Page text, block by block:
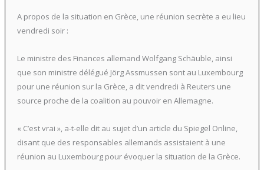
A propos de la situation en Grèce, une réunion secrète a eu lieu
vendredi soir :
Le ministre des Finances allemand Wolfgang Schäuble, ainsi
que son ministre délégué Jörg Assmussen sont au Luxembourg
pour une réunion sur la Grèce, a dit vendredi à Reuters une
source proche de la coalition au pouvoir en Allemagne.
« C’est vrai », a-t-elle dit au sujet d’un article du Spiegel Online,
disant que des responsables allemands assistaient à une
réunion au Luxembourg pour évoquer la situation de la Grèce.